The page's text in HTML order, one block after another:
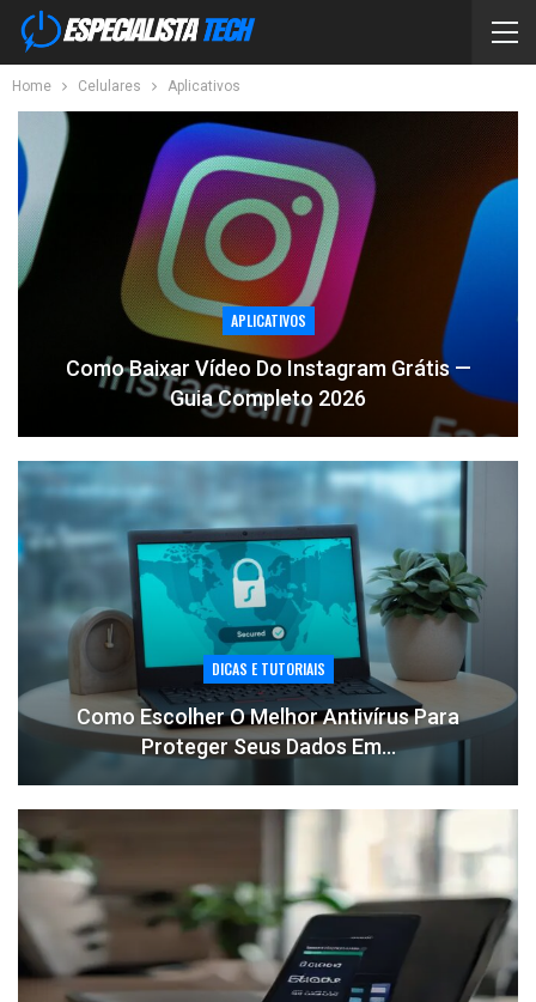
Home Celulares Aplicativos
APLICATIVOS
Como Baixar Vídeo Do Instagram Grátis —
Guia Completo 2026
DICAS E TUTORIAIS
Como Escolher O Melhor Antivírus Para
Proteger Seus Dados Em…